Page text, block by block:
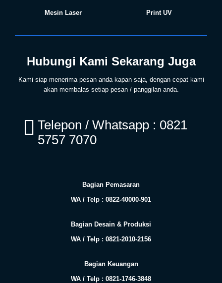
Mesin Laser Print UV
Hubungi Kami Sekarang Juga
Kami siap menerima pesan anda kapan saja, dengan cepat kami
akan membalas setiap pesan / panggilan anda.
Telepon / Whatsapp : 0821
5757 7070
Bagian Pemasaran
WA / Telp : 0822-40000-901
Bagian Desain & Produksi
WA / Telp : 0821-2010-2156
Bagian Keuangan
WA / Telp : 0821-1746-3848